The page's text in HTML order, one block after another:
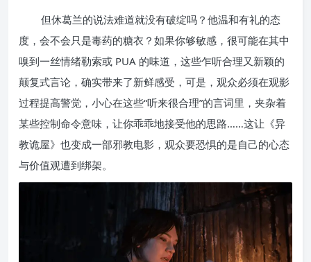
但休葛兰的说法难道就没有破绽吗？他温和有礼的态
度，会不会只是毒药的糖衣？如果你够敏感，很可能在其中
嗅到一丝情绪勒索或 PUA 的味道，这些乍听合理又新颖的
颠复式言论，确实带来了新鲜感受，可是，观众必须在观影
过程提高警觉，小心在这些“听来很合理”的言词里，夹杂着
某些控制命令意味，让你乖乖地接受他的思路……这让《异
教诡屋》也变成一部邪教电影，观众要恐惧的是自己的心态
与价值观遭到绑架。